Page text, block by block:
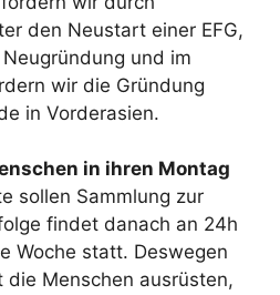
den Neustart einer EFG,
und im
wir die Gründung
in Vorderasien.
in ihren Montag
sollen Sammlung zur
findet danach an 24h
Woche statt. Deswegen
Menschen ausrüsten,